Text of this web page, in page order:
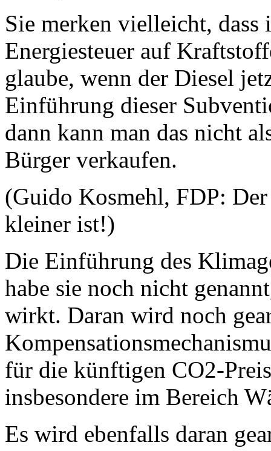
Sie merken vielleicht, dass
Energiesteuer auf
glaube, wenn der Diesel
Einführung dieser
dann kann man das nicht
Bürger verkaufen.
(Guido Kosmehl, FDP:
kleiner ist!)
Die Einführung des
habe sie noch nicht
wirkt. Daran wird noch
für die künftigen CO2-
insbesondere im Bereich
Es wird ebenfalls daran